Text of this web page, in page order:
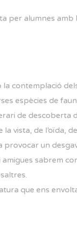
per alumnes
contemplació
espècies de
de descoberta
vista, de l’oïda,
provocar un
i amigues sabrem
que ens